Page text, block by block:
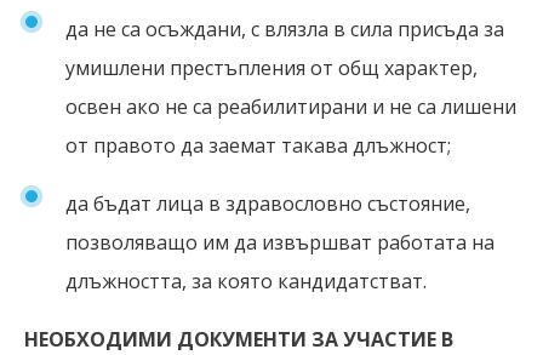
да не са осъждани, с влязла в сила присъда за
умишлени престъпления от общ характер,
освен ако не са реабилитирани и не са лишени
от правото да заемат такава длъжност;
да бъдат лица в здравословно състояние,
позволяващо им да извършват работата на
длъжността, за която кандидатстват.
НЕОБХОДИМИ ДОКУМЕНТИ ЗА УЧАСТИЕ В